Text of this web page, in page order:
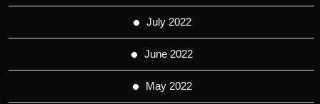
July 2022
June 2022
May 2022